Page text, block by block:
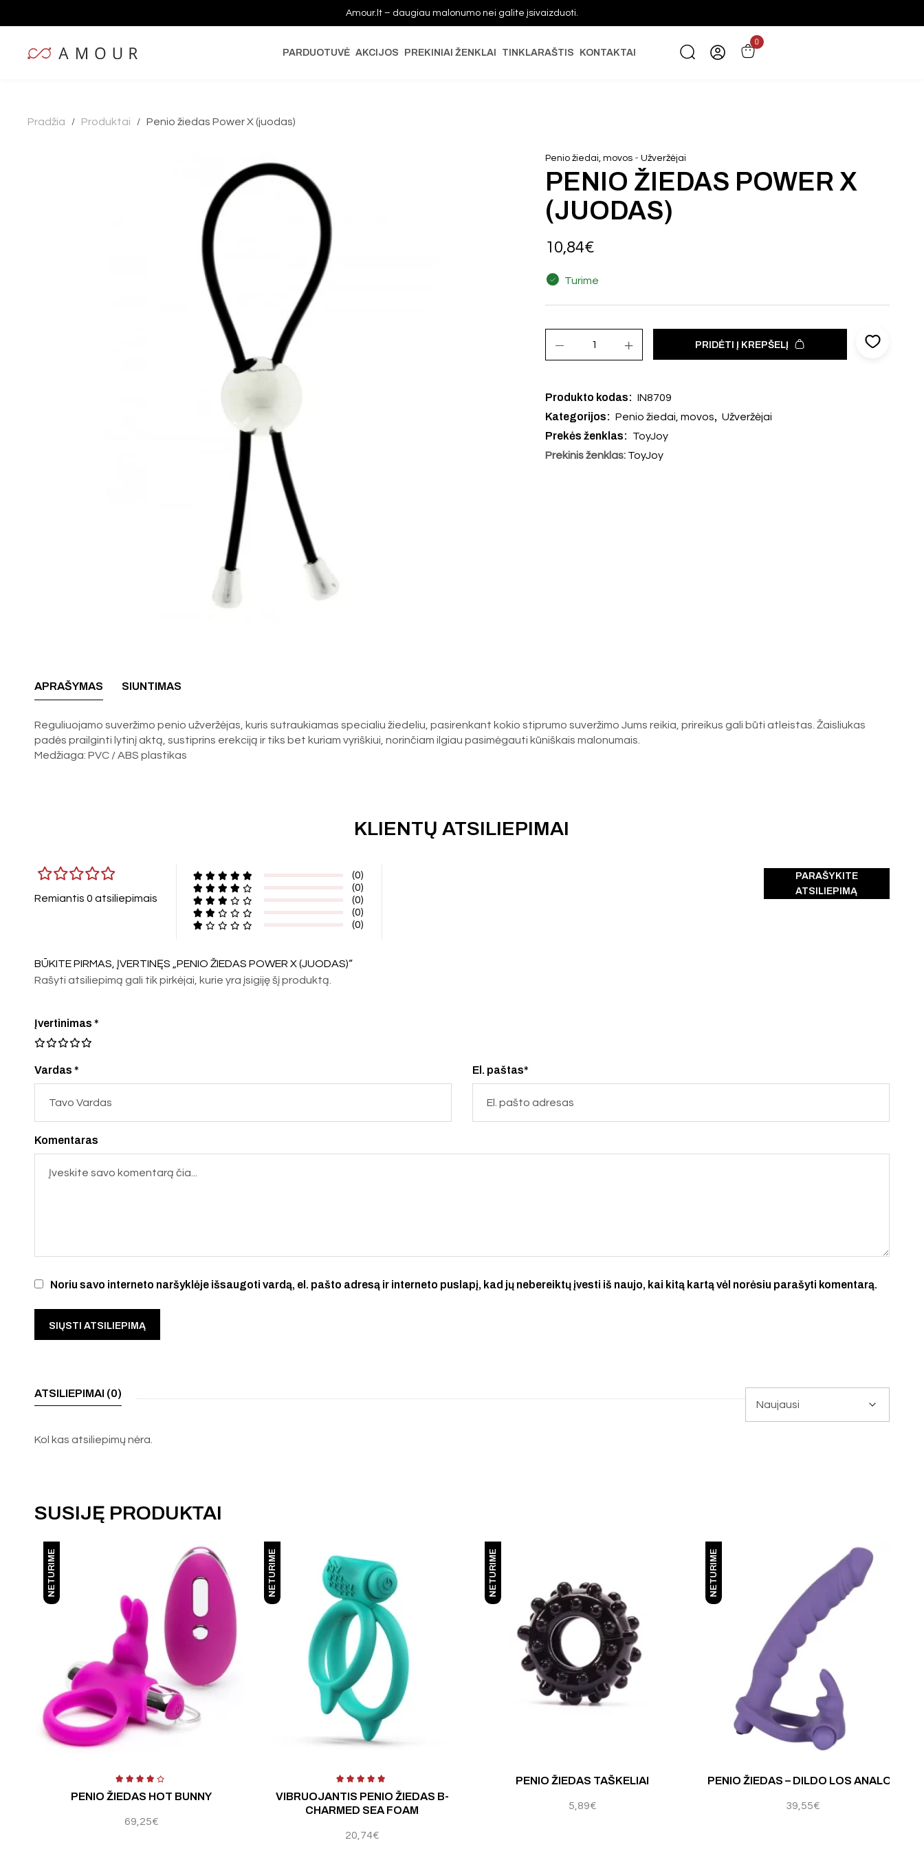
Amour.lt – daugiau malonumo nei galite įsivaizduoti.
PARDUOTUVĖ AKCIJOS PREKINIAI ŽENKLAI TINKLARAŠTIS KONTAKTAI
0
Pradžia / Produktai / Penio žiedas Power X (juodas)
Penio žiedai, movos -Užveržėjai
PENIO ŽIEDAS POWER X
(JUODAS)
10,84€
Turime
PRIDĖTI Į KREPŠELĮ
Produkto kodas: IN8709
Kategorijos: Penio žiedai, movos, Užveržėjai
Prekės ženklas:
ToyJoy
Prekinis ženklas: ToyJoy
APRAŠYMAS SIUNTIMAS
Reguliuojamo suveržimo penio užveržėjas, kuris sutraukiamas specialiu žiedeliu, pasirenkant kokio stiprumo suveržimo Jums reikia, prireikus gali būti atleistas. Žaisliukas
padės prailginti lytinį aktą, sustiprins erekciją ir tiks bet kuriam vyriškiui, norinčiam ilgiau pasimėgauti kūniškais malonumais.
Medžiaga: PVC / ABS plastikas
KLIENTŲ ATSILIEPIMAI
Remiantis 0 atsiliepimais
(0)
(0)
(0)
(0)
(0)
PARAŠYKITE
ATSILIEPIMĄ
BŪKITE PIRMAS, ĮVERTINĘS „PENIO ŽIEDAS POWER X (JUODAS)“
Rašyti atsiliepimą gali tik pirkėjai, kurie yra įsigiję šį produktą.
Vardas * El. paštas*
Noriu savo interneto naršyklėje išsaugoti vardą, el. pašto adresą ir interneto puslapį, kad jų nebereiktų įvesti iš naujo, kai kitą kartą vėl norėsiu parašyti komentarą.
Įvertinimas*
Komentaras
ATSILIEPIMAI (0)
Kol kas atsiliepimų nėra.
SUSIJĘ PRODUKTAI
NETURIME
PENIO ŽIEDAS HOT BUNNY
69,25€
NETURIME
VIBRUOJANTIS PENIO ŽIEDAS B-
CHARMED SEA FOAM
20,74€
NETURIME
PENIO ŽIEDAS TAŠKELIAI
5,89€
NETURIME
PENIO ŽIEDAS – DILDO LOS ANALOS
39,55€
Įvertinimas: